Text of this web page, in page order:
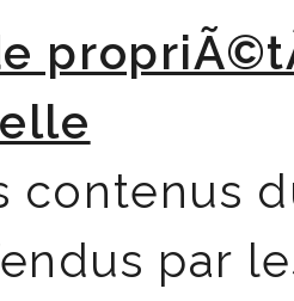
contenus
par